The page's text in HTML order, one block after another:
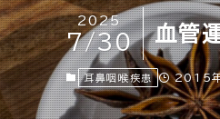
血管
2025
7/30
耳鼻咽喉疾患 2015